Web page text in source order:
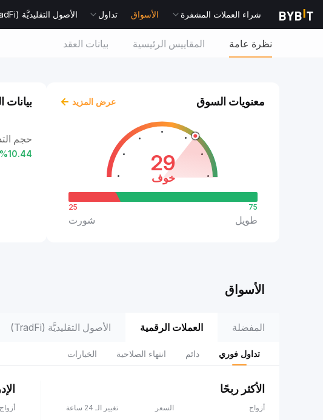
شراء العملات المشفرة الأسواق تداول الأصول التقليديَّة (TradFi)
نظرة عامة المقاييس الرئيسية بيانات العقد
معنويات السوق عرض المزيد
29
خوف
75
طويل
25
شورت
حجم
10.44
%
الأسواق
المفضلة العملات الرقمية الأصول التقليديَّة (TradFi)
تداول فوري دائم انتهاء الصلاحية الخيارات
الأكثر ربحًا
أزواج السعر تغيير الـ 24 ساعة أزواج